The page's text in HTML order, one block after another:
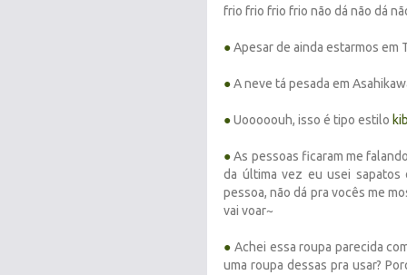
frio frio frio frio não dá não dá
●Apesar de ainda estarmos em
●A neve tá pesada em
●Uooooouh, isso é tipo estilo
●As pessoas ficaram me
da última vez eu usei sapatos
pessoa, não dá pra vocês me
vai voar~
● Achei essa roupa parecida
uma roupa dessas pra usar?